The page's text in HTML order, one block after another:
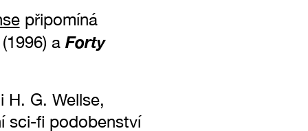
připomíná
a Forty
H. G. Wellse,
sci-fi podobenství